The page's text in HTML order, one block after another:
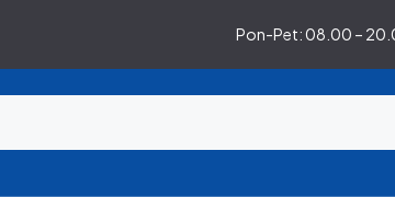
Pon-Pet: 08.00 –